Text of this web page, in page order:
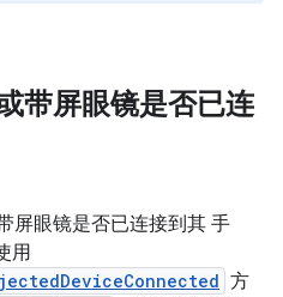
带屏眼镜是否已连
屏眼镜是否已连接到其 手
用
方